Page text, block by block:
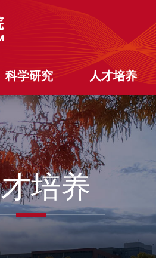
科学研究 人才培养
培养